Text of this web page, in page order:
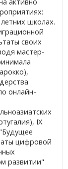
школах.
своих
мастер-
онлайн-
IX
цифровой
развитии"